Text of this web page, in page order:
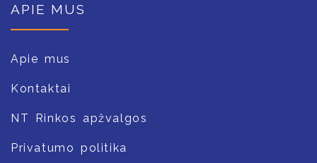
APIE MUS
Apie mus
Kontaktai
NT Rinkos apžvalgos
Privatumo politika